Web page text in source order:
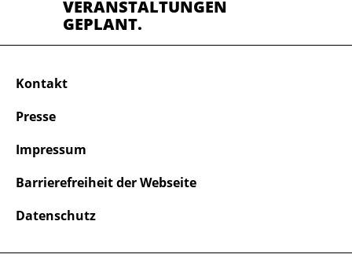
VERANSTALTUNGEN
GEPLANT.
Kontakt
Presse
Impressum
Barrierefreiheit der Webseite
Datenschutz